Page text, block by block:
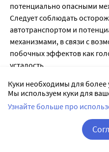
потенциально опасными
Следует соблюдать
автотранспортом и
механизмами, в связи с
побочных эффектов как
усталость.
Симптомы: выраженная
головокружение. В
препарата (до 672 мг
выздоровление пациентов
Лечение:
Куки необходимы для более
Мы используем куки для
Узнайте больше про